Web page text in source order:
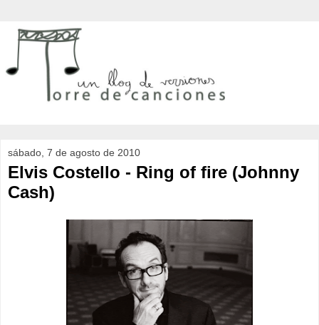
sábado, 7 de agosto de 2010
Elvis Costello - Ring of fire (Johnny
Cash)